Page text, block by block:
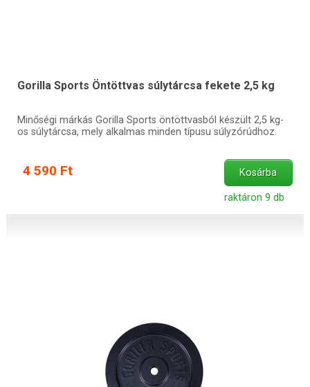
Gorilla Sports Öntöttvas súlytárcsa fekete 2,5 kg
Minőségi márkás Gorilla Sports öntöttvasból készült 2,5 kg-
os súlytárcsa, mely alkalmas minden típusu súlyzórúdhoz.
4 590 Ft Kosárba
raktáron 9 db